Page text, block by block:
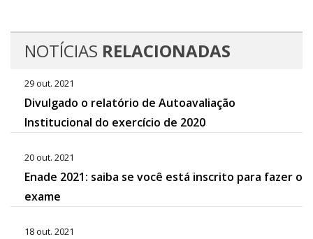
NOTÍCIAS RELACIONADAS
29 out. 2021
Divulgado o relatório de Autoavaliação
Institucional do exercício de 2020
20 out. 2021
Enade 2021: saiba se você está inscrito para fazer o
exame
18 out. 2021